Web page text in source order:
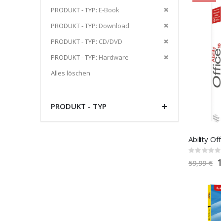
Ability
Rating:
0%
59,99 €
PRODUKT - TYP E-Book
Diesen
PRODUKT - TYP Download
Diesen
PRODUKT - TYP CD/DVD
Diesen
PRODUKT - TYP Hardware
Diesen
Alles löschen
PRODUKT - TYP